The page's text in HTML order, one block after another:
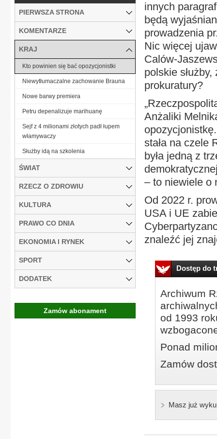
innych
będą
prowadzenia
Nic więcej
Calów-
polskie
prokuratury?
Anżaliki
stała na czele
była jedną z
– to niewiele o
Od 2022 r.
USA i UE
znaleźć jej
Dostęp do
Archiwum
od 1993
Ponad
Zamów
Masz już
PIERWSZA STRONA
KOMENTARZE
KRAJ
Kto powinien się bać opozycjonistki
Niewytłumaczalne zachowanie Brauna
Nowe barwy premiera
Petru depenalizuje marihuanę
Sejf z 4 milionami złotych padł łupem
włamywaczy
Służby idą na szkolenia
ŚWIAT
RZECZ O ZDROWIU
KULTURA
PRAWO CO DNIA
EKONOMIA I RYNEK
SPORT
DODATEK
Zamów abonament